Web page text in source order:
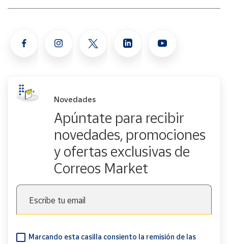
Novedades
Apúntate para recibir
novedades, promociones
y ofertas exclusivas de
Correos Market
Escribe tu email
Marcando esta casilla consiento la remisión de las